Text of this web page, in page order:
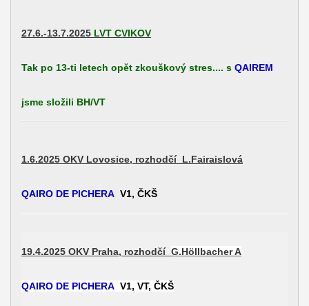
27.6.-13.7.2025 LVT CVIKOV
Tak po 13-ti letech opět zkouškový stres.... s QAIREM
jsme složili BH/VT
1.6.2025 OKV Lovosice, rozhodčí L.Fairaislová
QAIRO DE PICHERA V1, ČKŠ
19.4.2025 OKV Praha, rozhodčí G.Höllbacher A
QAIRO DE PICHERA V1, VT, ČKŠ